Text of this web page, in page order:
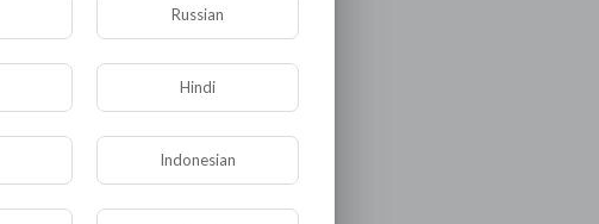
Юмор
Наука и образование
Экология
Russian
Hindi
Indonesian